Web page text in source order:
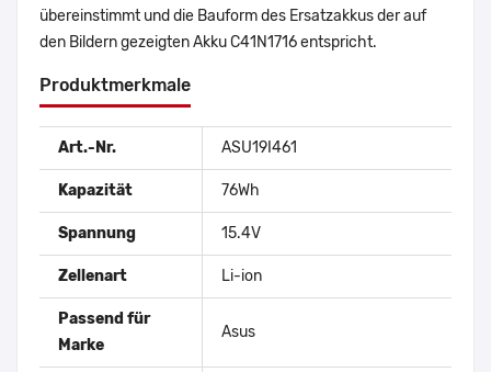
übereinstimmt und die Bauform des Ersatzakkus der auf
den Bildern gezeigten Akku C41N1716 entspricht.
Produktmerkmale
Art.-Nr. ASU19I461
Kapazität 76Wh
Spannung 15.4V
Zellenart Li-ion
Passend für
Marke
Asus